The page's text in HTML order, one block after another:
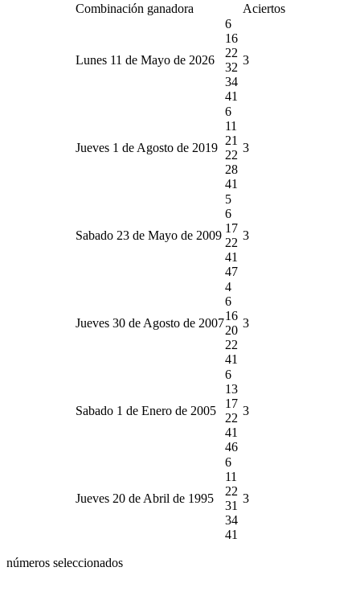
Combinación ganadora Aciertos
Lunes 11 de Mayo de 2026
6
16
22
32
34
41
3
Jueves 1 de Agosto de 2019
6
11
21
22
28
41
3
Sabado 23 de Mayo de 2009
5
6
17
22
41
47
3
Jueves 30 de Agosto de 2007
4
6
16
20
22
41
3
Sabado 1 de Enero de 2005
6
13
17
22
41
46
3
Jueves 20 de Abril de 1995
6
11
22
31
34
41
3
números seleccionados